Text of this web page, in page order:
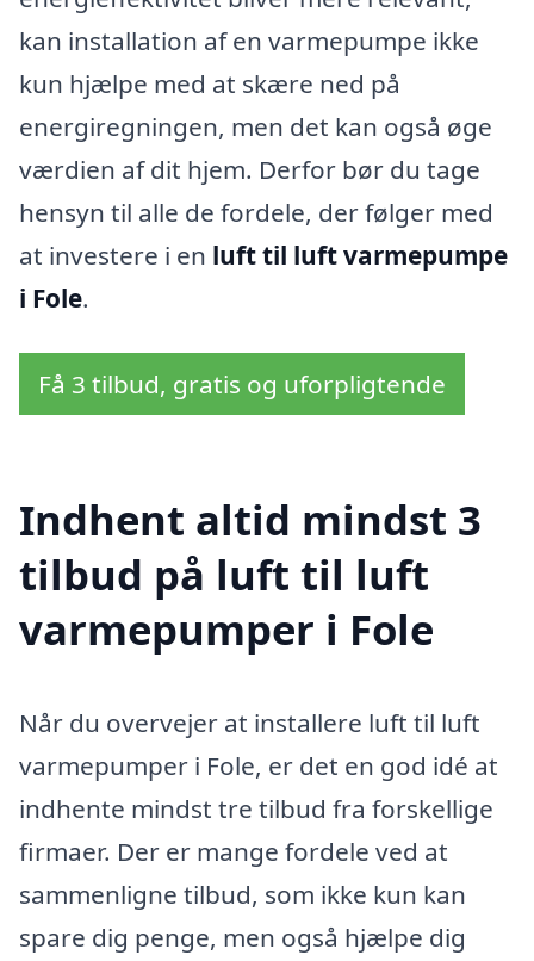
kan installation af en varmepumpe ikke
kun hjælpe med at skære ned på
energiregningen, men det kan også øge
værdien af dit hjem. Derfor bør du tage
hensyn til alle de fordele, der følger med
at investere i en luft til luft varmepumpe
i Fole.
Få 3 tilbud, gratis og uforpligtende
Indhent altid mindst 3
tilbud på luft til luft
varmepumper i Fole
Når du overvejer at installere luft til luft
varmepumper i Fole, er det en god idé at
indhente mindst tre tilbud fra forskellige
firmaer. Der er mange fordele ved at
sammenligne tilbud, som ikke kun kan
spare dig penge, men også hjælpe dig